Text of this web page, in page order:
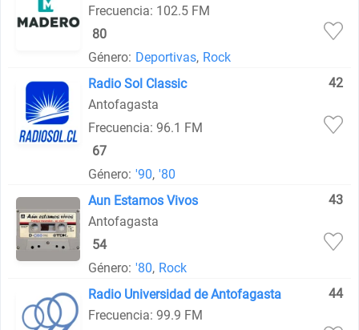
Frecuencia: 102.5 FM
80
Género: Deportivas, Rock
Radio Sol Classic
42
Antofagasta
Frecuencia: 96.1 FM
67
Género: '90, '80
Aun Estamos Vivos
43
Antofagasta
54
Género: '80, Rock
Radio Universidad de Antofagasta
44
Frecuencia: 99.9 FM